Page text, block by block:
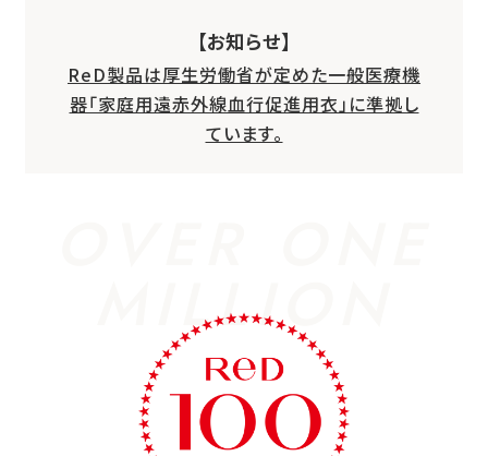
【お知らせ】
ReD製品は厚生労働省が定めた一般医療機
器「家庭用遠赤外線血行促進用衣」に準拠し
ています。
MILLION